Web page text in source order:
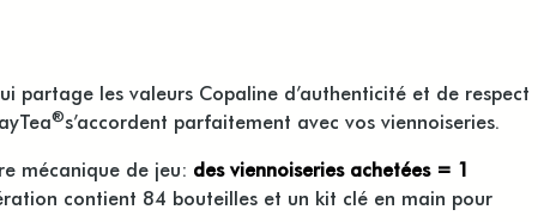
partage les valeurs Copaline d’authenticité et de respect
®s’accordent parfaitement avec vos viennoiseries.
mécanique de jeu: des viennoiseries achetées = 1
contient 84 bouteilles et un kit clé en main pour